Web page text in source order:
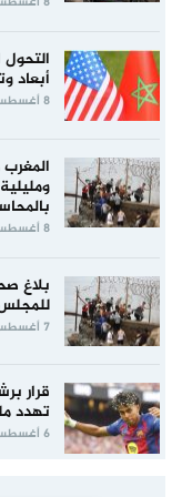
أبعاد
8 أغسطس 2026
8 أغسطس 2026
بلاغ
7 أغسطس 2026
قرار
تهدد ملف
6 أغسطس 2026